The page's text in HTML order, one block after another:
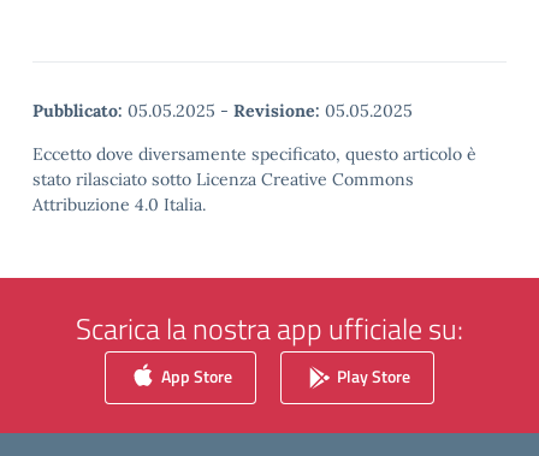
Pubblicato: 05.05.2025 - Revisione: 05.05.2025
Eccetto dove diversamente specificato, questo articolo è
stato rilasciato sotto Licenza Creative Commons
Attribuzione 4.0 Italia.
Scarica la nostra app ufficiale su:
App Store Play Store